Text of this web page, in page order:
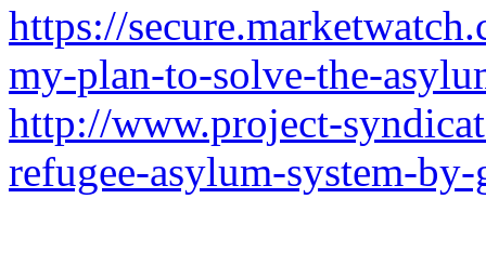
https://
my-plan-to-solve-the-
http://www.project-
refugee-asylum-system-